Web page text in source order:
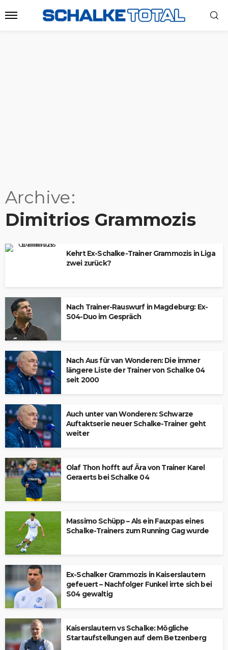
Archive
Dimitrios Grammozis
Kehrt Ex-Schalke-Trainer Grammozis in Liga
zwei zurück?
Nach Trainer-Rauswurf in Magdeburg: Ex-
S04-Duo im Gespräch
Nach Aus für van Wonderen: Die immer
längere Liste der Trainer von Schalke 04
seit 2000
Auch unter van Wonderen: Schwarze
Auftaktserie neuer Schalke-Trainer geht
weiter
Olaf Thon hofft auf Ära von Trainer Karel
Geraerts bei Schalke 04
Massimo Schüpp – Als ein Fauxpas eines
Schalke-Trainers zum Running Gag wurde
Ex-Schalker Grammozis in Kaiserslautern
gefeuert – Nachfolger Funkel irrte sich bei
S04 gewaltig
Kaiserslautern vs Schalke: Mögliche
Startaufstellungen auf dem Betzenberg